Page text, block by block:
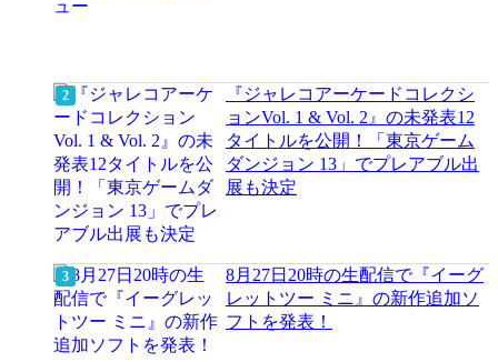
『ジャレコアーケードコレクシ
ョンVol. 1 & Vol. 2』の未発表12
タイトルを公開！「東京ゲーム
ダンジョン 13」でプレアブル出
展も決定
8月27日20時の生配信で『イーグ
レットツー ミニ』の新作追加ソ
フトを発表！